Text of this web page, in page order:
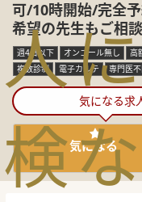
人
検
に
な
可/10時開始/完全
希望の先生もご相
週4日以下 オンコール無し 高
複数診制
電子カルテ 専門医
気になる求
気になる